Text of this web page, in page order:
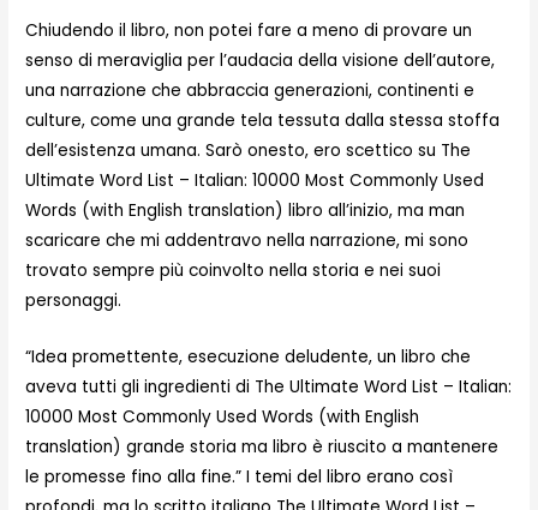
Chiudendo il libro, non potei fare a meno di provare un
senso di meraviglia per l’audacia della visione dell’autore,
una narrazione che abbraccia generazioni, continenti e
culture, come una grande tela tessuta dalla stessa stoffa
dell’esistenza umana. Sarò onesto, ero scettico su The
Ultimate Word List – Italian: 10000 Most Commonly Used
Words (with English translation) libro all’inizio, ma man
scaricare che mi addentravo nella narrazione, mi sono
trovato sempre più coinvolto nella storia e nei suoi
personaggi.
“Idea promettente, esecuzione deludente, un libro che
aveva tutti gli ingredienti di The Ultimate Word List – Italian:
10000 Most Commonly Used Words (with English
translation) grande storia ma libro è riuscito a mantenere
le promesse fino alla fine.” I temi del libro erano così